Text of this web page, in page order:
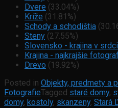
Dvere (33.04%)
Kríže (31.81%)
Schody a schodištia
Steny (27.55%)
Slovensko - krajina v
Krajina - najkrajšie
Drevo (19.92%)
Posted in Objekty, predmety a
FotografieTagged staré domy,
domy, kostoly, skanzeny, Stará